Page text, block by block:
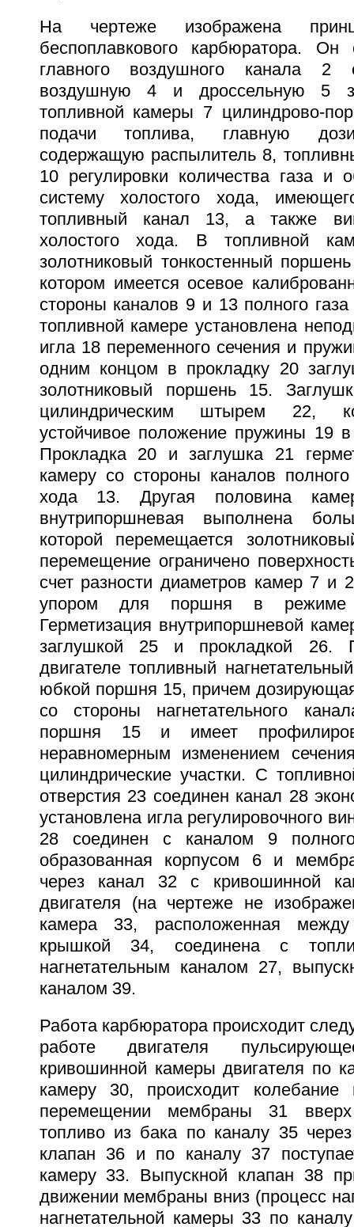
На чертеже изображена
беспоплавкового карбюратора.
главного воздушного канала
воздушную 4 и дроссельную 5
топливной камеры 7 цилиндрово-
подачи топлива, главную
содержащую распылитель 8,
10 регулировки количества газа и
систему холостого хода,
топливный канал 13, а также
холостого хода. В топливной
золотниковый тонкостенный
котором имеется осевое
стороны каналов 9 и 13 полного
топливной камере установлена
игла 18 переменного сечения и
одним концом в прокладку 20
золотниковый поршень 15.
цилиндрическим штырем 22,
устойчивое положение пружины 19 в
Прокладка 20 и заглушка 21
камеру со стороны каналов
хода 13. Другая половина
внутрипоршневая выполнена
которой перемещается
перемещение ограничено
счет разности диаметров камер 7 и
упором для поршня в режиме
Герметизация внутрипоршневой
заглушкой 25 и прокладкой 26.
двигателе топливный
юбкой поршня 15, причем
со стороны нагнетательного
поршня 15 и имеет
неравномерным изменением
цилиндрические участки. С
отверстия 23 соединен канал 28
установлена игла регулировочного
28 соединен с каналом 9
образованная корпусом 6 и
через канал 32 с кривошинной
двигателя (на чертеже не
камера 33, расположенная
крышкой 34, соединена с
нагнетательным каналом 27,
каналом 39.
Работа карбюратора происходит
работе двигателя
кривошинной камеры двигателя по
камеру 30, происходит
перемещении мембраны 31 вверх
топливо из бака по каналу 35
клапан 36 и по каналу 37
камеру 33. Выпускной клапан 38
движении мембраны вниз (процесс
нагнетательной камеры 33 по